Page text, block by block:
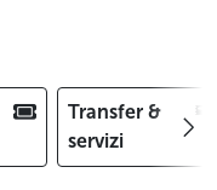
Transfer &
servizi